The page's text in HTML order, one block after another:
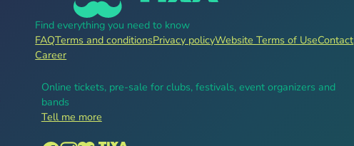
Find everything you need to know
FAQTerms and conditionsPrivacy policyWebsite Terms of UseContact
Career
Online tickets, pre-sale for clubs, festivals, event organizers and
bands
Tell me more